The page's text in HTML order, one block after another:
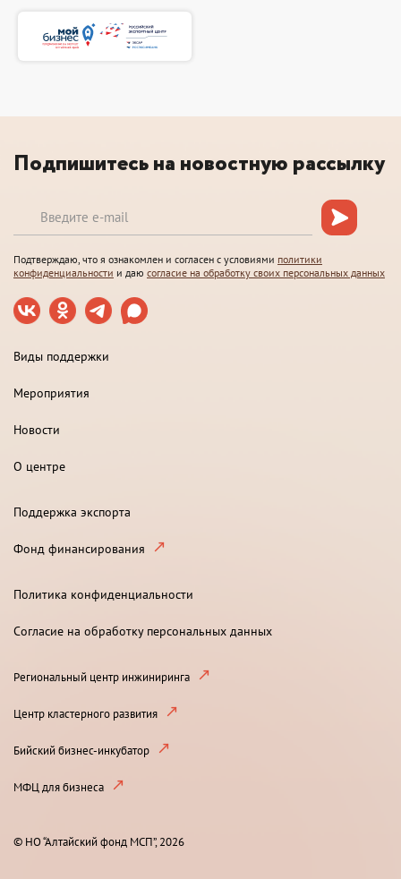
Подпишитесь на новостную рассылку
Подтверждаю, что я ознакомлен и согласен с условиями политики
конфиденциальности и даю согласие на обработку своих персональных данных
Виды поддержки
Мероприятия
Новости
О центре
Поддержка экспорта
Фонд финансирования
Политика конфиденциальности
Согласие на обработку персональных данных
Региональный центр инжиниринга
Центр кластерного развития
Бийский бизнес-инкубатор
МФЦ для бизнеса
© НО “Алтайский фонд МСП”, 2026